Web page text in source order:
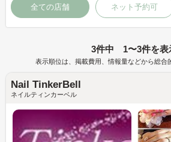
全ての店舗 ネット予約可
3件中 1〜3件を表
表示順位は、掲載費用、情報量などから総合
Nail TinkerBell
ネイルティンカーベル